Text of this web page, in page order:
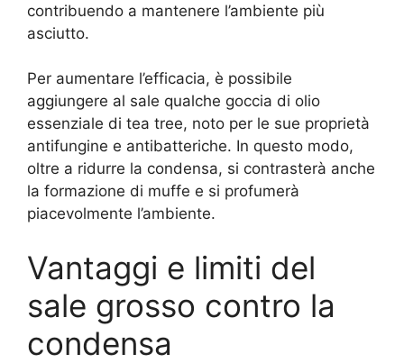
contribuendo a mantenere l’ambiente più
asciutto.
Per aumentare l’efficacia, è possibile
aggiungere al sale qualche goccia di olio
essenziale di tea tree, noto per le sue proprietà
antifungine e antibatteriche. In questo modo,
oltre a ridurre la condensa, si contrasterà anche
la formazione di muffe e si profumerà
piacevolmente l’ambiente.
Vantaggi e limiti del
sale grosso contro la
condensa